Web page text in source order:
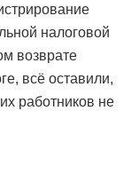
налоговой
возврате
всё оставили,
работников не